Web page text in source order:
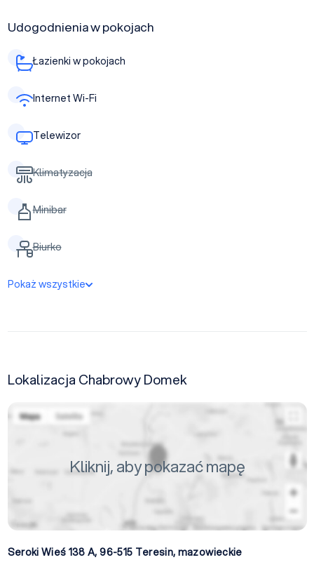
Udogodnienia w pokojach
Łazienki w pokojach
Internet Wi-Fi
Telewizor
Klimatyzacja
Minibar
Biurko
Pokaż wszystkie
Lokalizacja Chabrowy Domek
Kliknij, aby pokazać mapę
Seroki Wieś 138 A, 96-515 Teresin, mazowieckie